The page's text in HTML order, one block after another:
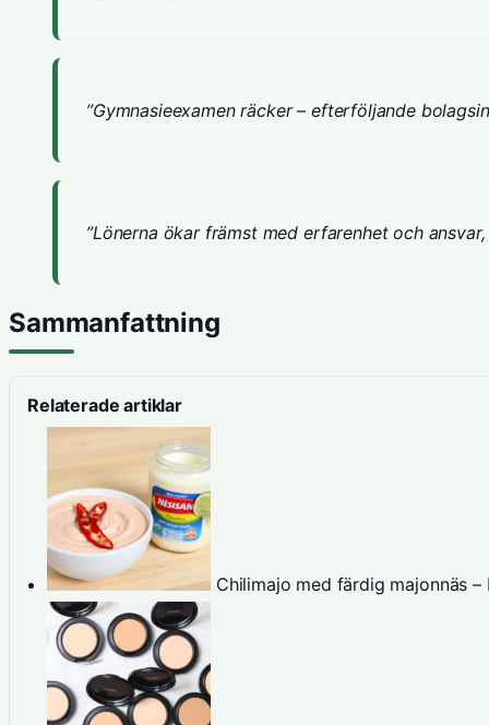
”Gymnasieexamen räcker – efterföljande
”Lönerna ökar främst med erfarenhet och
Sammanfattning
Relaterade artiklar
Chilimajo med färdig majonnäs